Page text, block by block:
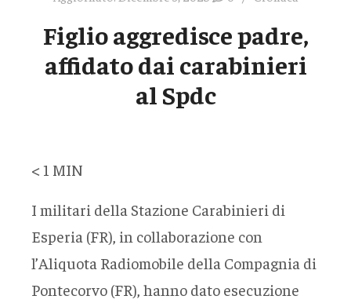
Figlio aggredisce padre,
affidato dai carabinieri
al Spdc
< 1 MIN
I militari della Stazione Carabinieri di
Esperia (FR), in collaborazione con
l’Aliquota Radiomobile della Compagnia di
Pontecorvo (FR), hanno dato esecuzione